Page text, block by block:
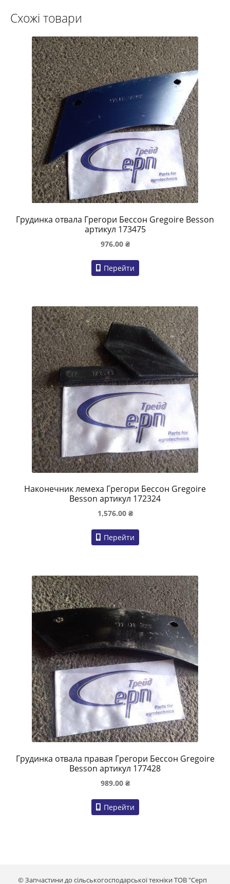
Схожі товари
Грудинка отвала Грегори Бессон Gregoire Besson
артикул 173475
976.00 ₴
Перейти
Наконечник лемеха Грегори Бессон Gregoire
Besson артикул 172324
1,576.00 ₴
Перейти
Грудинка отвала правая Грегори Бессон Gregoire
Besson артикул 177428
989.00 ₴
Перейти
© Запчастини до сільськогосподарської техніки ТОВ "Серп